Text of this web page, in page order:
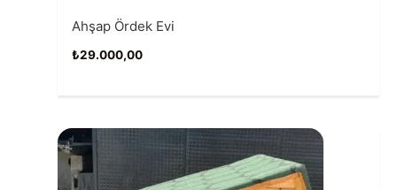
Ahşap Ördek Evi
₺29.000,00